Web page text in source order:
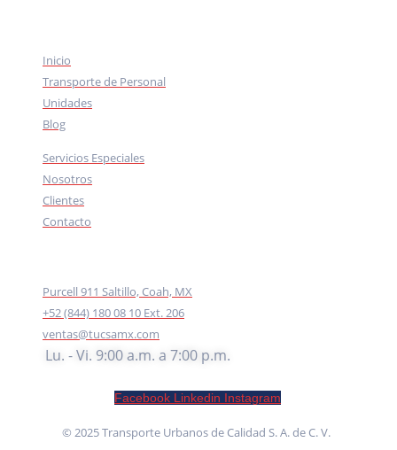
Inicio
Transporte de Personal
Unidades
Blog
Servicios Especiales
Nosotros
Clientes
Contacto
Purcell 911 Saltillo, Coah, MX
+52 (844) 180 08 10 Ext. 206
ventas@tucsamx.com
Lu. - Vi. 9:00 a.m. a 7:00 p.m.
Facebook Linkedin Instagram
© 2025 Transporte Urbanos de Calidad S. A. de C. V.